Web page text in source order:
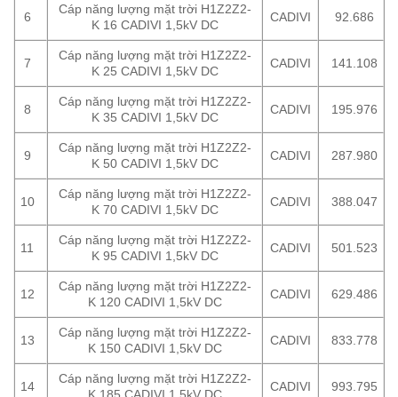
6
Cáp năng lượng mặt trời H1Z2Z2-
K 16 CADIVI 1,5kV DC
CADIVI 92.686
7
Cáp năng lượng mặt trời H1Z2Z2-
K 25 CADIVI 1,5kV DC
CADIVI 141.108
8
Cáp năng lượng mặt trời H1Z2Z2-
K 35 CADIVI 1,5kV DC
CADIVI 195.976
9
Cáp năng lượng mặt trời H1Z2Z2-
K 50 CADIVI 1,5kV DC
CADIVI 287.980
10
Cáp năng lượng mặt trời H1Z2Z2-
K 70 CADIVI 1,5kV DC
CADIVI 388.047
11
Cáp năng lượng mặt trời H1Z2Z2-
K 95 CADIVI 1,5kV DC
CADIVI 501.523
12
Cáp năng lượng mặt trời H1Z2Z2-
K 120 CADIVI 1,5kV DC
CADIVI 629.486
13
Cáp năng lượng mặt trời H1Z2Z2-
K 150 CADIVI 1,5kV DC
CADIVI 833.778
14
Cáp năng lượng mặt trời H1Z2Z2-
CADIVI 993.795